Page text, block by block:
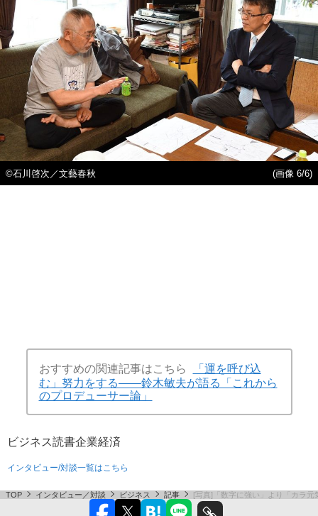
©石川啓次／文藝春秋 (画像 6/6)
おすすめの関連記事はこちら
「運を呼び込
む」努力をする――鈴木敏夫が語る「これから
のプロデューサー論」
ビジネス読書企業経済
インタビュー/対談一覧はこちら
TOP インタビュー／対談 ビジネス 記事 [写真]「数字に強い」より「カラ